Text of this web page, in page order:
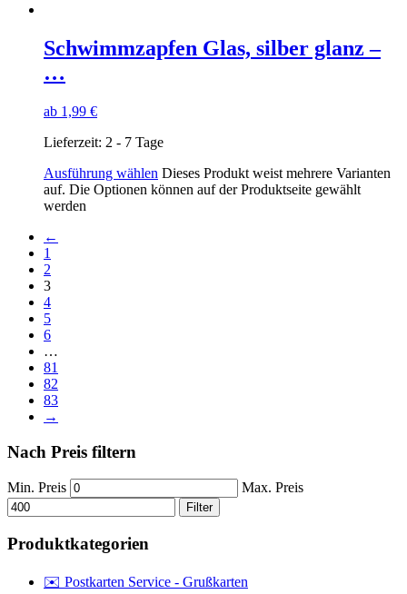
Schwimmzapfen Glas, silber glanz –
…
ab 1,99 €
Lieferzeit: 2 - 7 Tage
Ausführung wählen Dieses Produkt weist mehrere Varianten
auf. Die Optionen können auf der Produktseite gewählt
werden
←
1
2
3
4
5
6
…
81
82
83
→
Nach Preis filtern
Min. Preis Max. Preis
Filter
Produktkategorien
✉️ Postkarten Service - Grußkarten